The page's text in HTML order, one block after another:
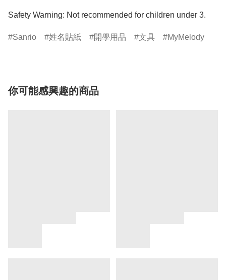
Safety Warning: Not recommended for children under 3.
Sanrio 姓名貼紙 開學用品 文具 MyMelody
你可能感興趣的商品